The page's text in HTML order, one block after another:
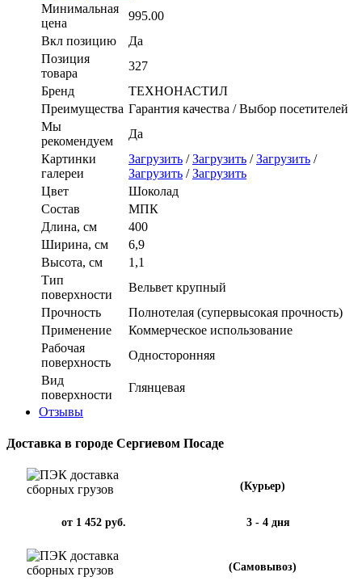
Минимальная
цена
995.00
Вкл позицию
Да
Позиция
товара
327
Бренд
ТЕХНОНАСТИЛ
Преимущества Гарантия качества / Выбор посетителей
Мы
рекомендуем
Да
Картинки
галереи
Загрузить /Загрузить /Загрузить /
Загрузить /Загрузить
Цвет
Шоколад
Состав
МПК
Длина, см
400
Ширина, см
6,9
Высота, см
1,1
Тип
поверхности
Вельвет крупный
Прочность
Полнотелая (супервысокая прочность)
Применение
Коммерческое использование
Рабочая
поверхность
Односторонняя
Вид
поверхности
Глянцевая
Отзывы
Доставка в городе Сергиевом Посаде
(Курьер)
от 1 452 руб. 3 - 4 дня
(Самовывоз)